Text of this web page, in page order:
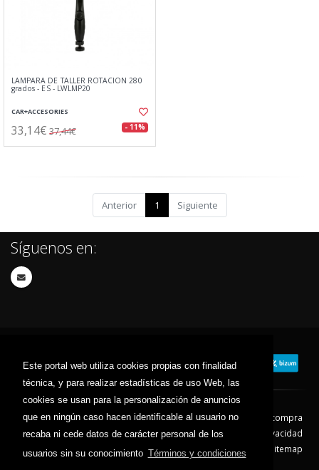
Este portal web utiliza cookies propias con finalidad
técnica, y para realizar estadísticas de uso Web, las
cookies se usan para la personalización de anuncios
que en ningún caso hacen identificable al usuario no
recaba ni cede datos de carácter personal de los
usuarios sin su conocimiento Términos y condiciones
LAMPARA DE TALLER ROTACION 280
grados - ES - LWLMP20
CAR+ACCESORIES
33,14€ 37,44€ - 11%
Anterior 1 Siguiente
Síguenos en:
Contacto Aviso Legal
Condiciones de compra
Política de envíos
Política de devolución
Política de Privacidad
Política de Cookies
Sitemap